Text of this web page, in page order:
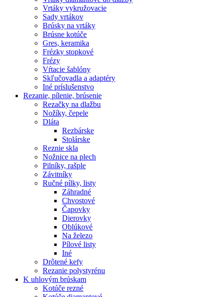
Vrtáky vykružovacie
Sady vrtákov
Brúsky na vrtáky
Brúsne kotúče
Gres, keramika
Frézky stopkové
Frézy
Vŕtacie šablóny
Skľučovadla a adaptéry
Iné príslušenstvo
Rezanie, pílenie, brúsenie
Rezačky na dlažbu
Nožíky, čepele
Dláta
Rezbárske
Stolárske
Reznie skla
Nožnice na plech
Pilníky, rašple
Závitníky
Ručné pílky, listy
Záhradné
Chvostové
Čapovky
Dierovky
Oblúkové
Na železo
Pílové listy
Iné
Drôtené kefy
Rezanie polystyrénu
K uhlovým brúskam
Kotúče rezné